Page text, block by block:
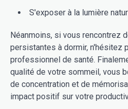
S'exposer à la lumière
Néanmoins, si vous rencontrez
persistantes à dormir, n'hésitez
professionnel de santé.
qualité de votre sommeil, vous
de concentration et de
impact positif sur votre